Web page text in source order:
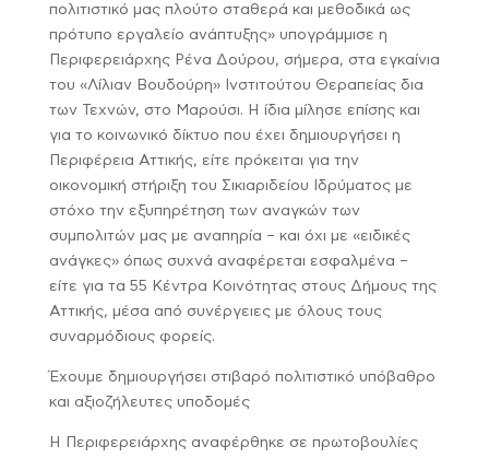
πολιτιστικό μας πλούτο σταθερά και μεθοδικά ως
πρότυπο εργαλείο ανάπτυξης» υπογράμμισε η
Περιφερειάρχης Ρένα Δούρου, σήμερα, στα εγκαίνια
του «Λίλιαν Βουδούρη» Ινστιτούτου Θεραπείας δια
των Τεχνών, στο Μαρούσι. Η ίδια μίλησε επίσης και
για το κοινωνικό δίκτυο που έχει δημιουργήσει η
Περιφέρεια Αττικής, είτε πρόκειται για την
οικονομική στήριξη του Σικιαριδείου Ιδρύματος με
στόχο την εξυπηρέτηση των αναγκών των
συμπολιτών μας με αναπηρία – και όχι με «ειδικές
ανάγκες» όπως συχνά αναφέρεται εσφαλμένα –
είτε για τα 55 Κέντρα Κοινότητας στους Δήμους της
Αττικής, μέσα από συνέργειες με όλους τους
συναρμόδιους φορείς.
Έχουμε δημιουργήσει στιβαρό πολιτιστικό υπόβαθρο
και αξιοζήλευτες υποδομές
Η Περιφερειάρχης αναφέρθηκε σε πρωτοβουλίες